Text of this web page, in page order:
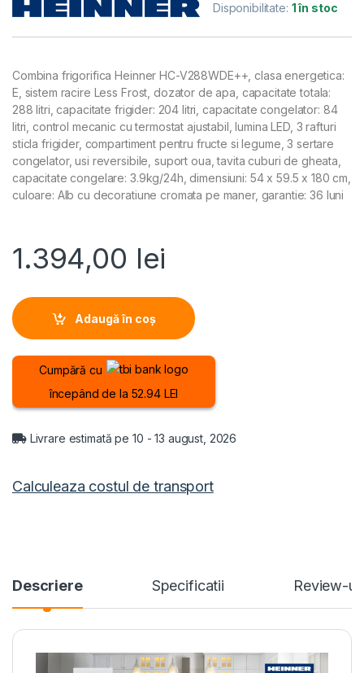
Disponibilitate: 1 în stoc
Combina frigorifica Heinner HC-V288WDE++, clasa energetica:
E, sistem racire Less Frost, dozator de apa, capacitate totala:
288 litri, capacitate frigider: 204 litri, capacitate congelator: 84
litri, control mecanic cu termostat ajustabil, lumina LED, 3 rafturi
sticla frigider, compartiment pentru fructe si legume, 3 sertare
congelator, usi reversibile, suport oua, tavita cuburi de gheata,
capacitate congelare: 3.9kg/24h, dimensiuni: 54 x 59.5 x 180 cm,
culoare: Alb cu decoratiune cromata pe maner, garantie: 36 luni
1.394,00 lei
Adaugă în coș
Cumpără cu
începând de la 52.94 LEI
Livrare estimată pe 10 - 13 august, 2026
Calculeaza costul de transport
Descriere Specificatii Review-uri